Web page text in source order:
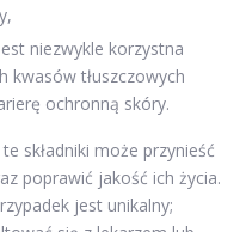
niezwykle korzystna
kwasów tłuszczowych
ochronną skóry.
składniki może przynieść
poprawić jakość ich życia.
jest unikalny;